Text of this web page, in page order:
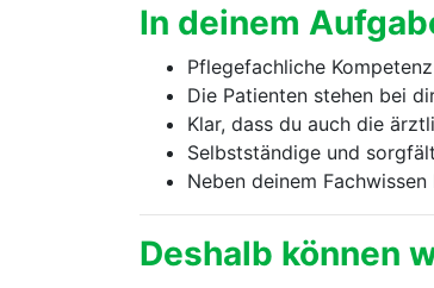
In deinem
Pflegefachliche
Die Patienten stehen bei
Klar, dass du auch die
Selbstständige und
Neben deinem
Deshalb können